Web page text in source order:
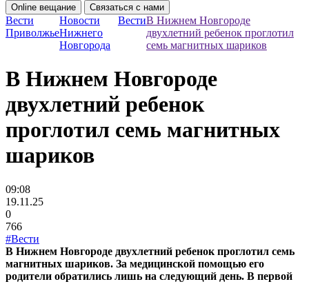
Online вещание Связаться с нами
Вести
Приволжье
Новости
Нижнего
Новгорода
ВестиВ Нижнем Новгороде
двухлетний ребенок проглотил
семь магнитных шариков
В Нижнем Новгороде
двухлетний ребенок
проглотил семь магнитных
шариков
09:08
19.11.25
0
766
#Вести
В Нижнем Новгороде двухлетний ребенок проглотил семь
магнитных шариков. За медицинской помощью его
родители обратились лишь на следующий день. В первой